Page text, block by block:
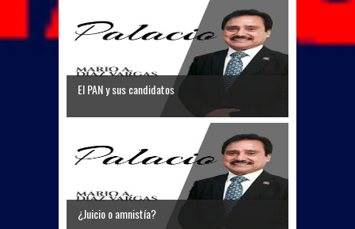
El PAN y sus candidatos
¿Juicio o amnistía?